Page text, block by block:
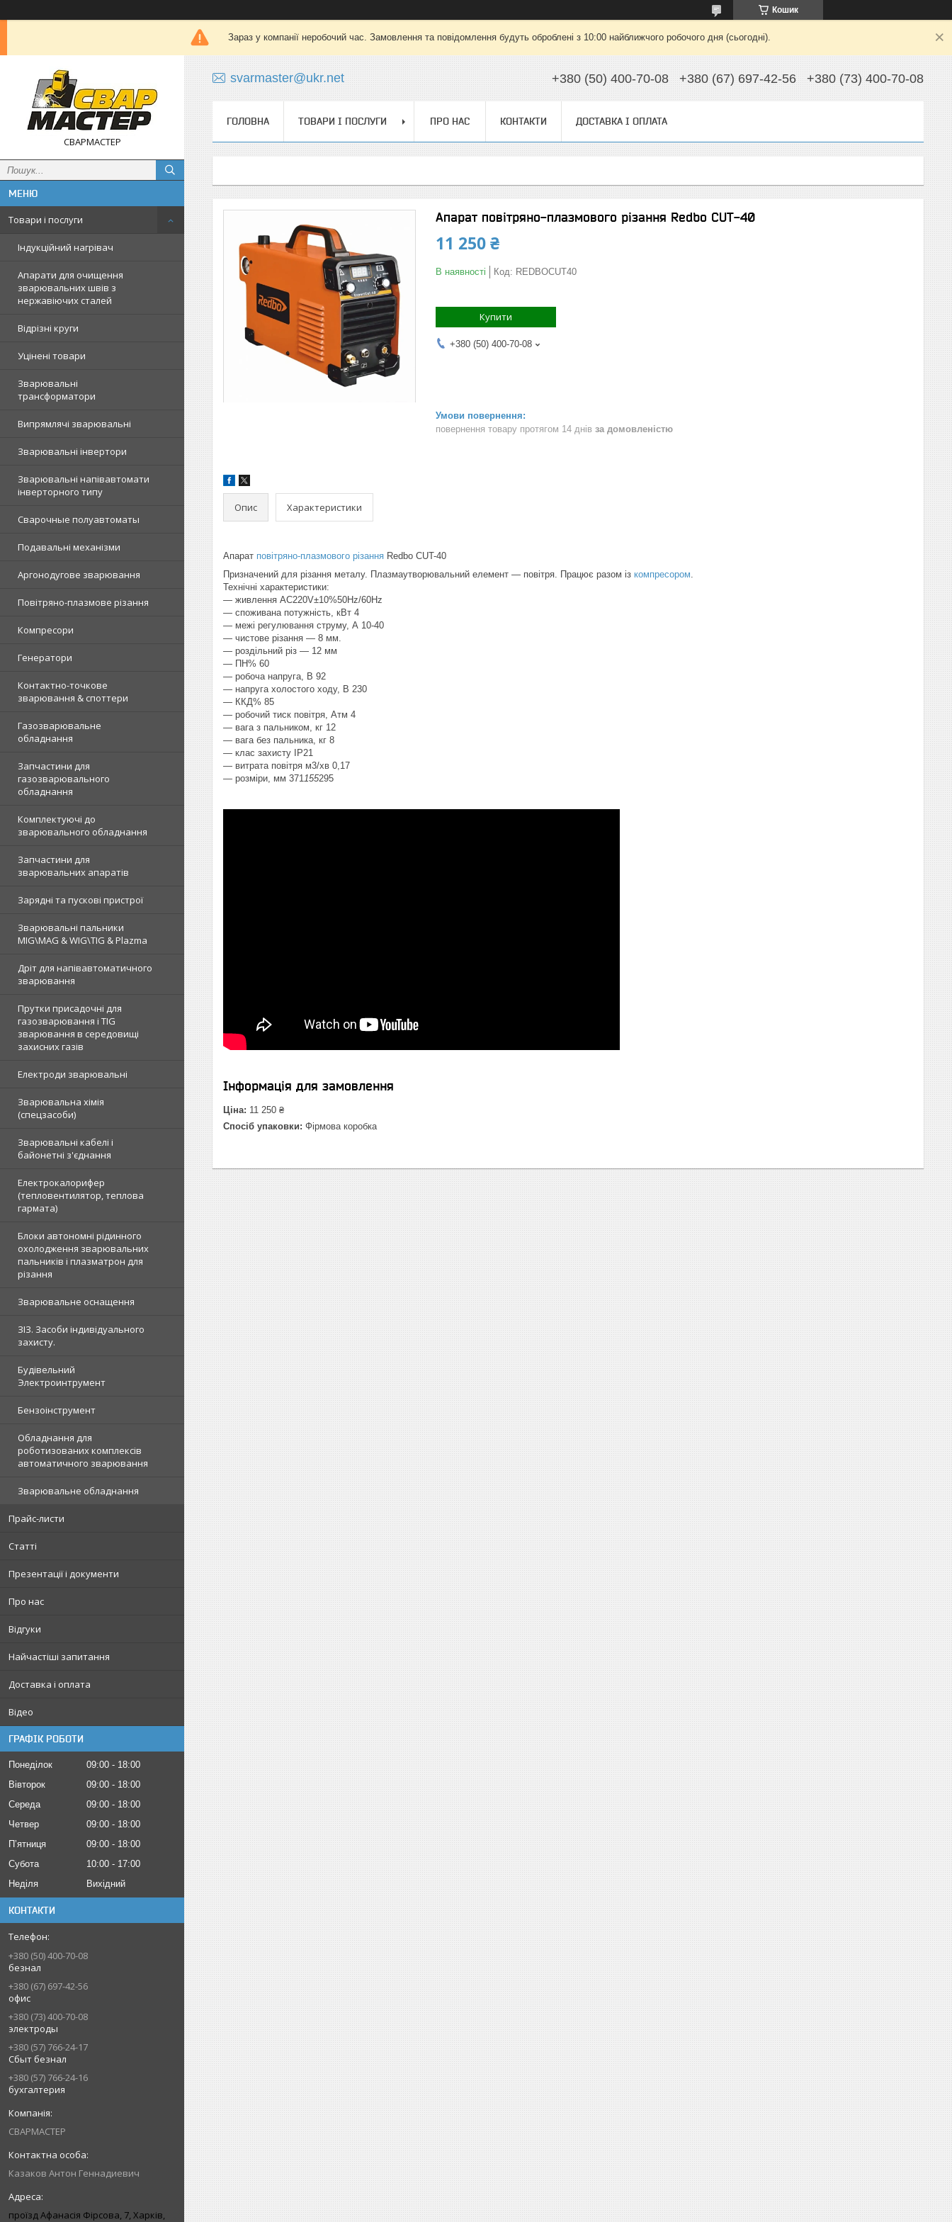
Кошик
Зараз у компанії неробочий час. Замовлення та повідомлення будуть оброблені з 10:00 найближчого робочого дня (сьогодні).
СВАРМАСТЕР
Товари і послуги
Індукційний нагрівач
Апарати для очищення
зварювальних швів з
нержавіючих сталей
Відрізні круги
Уцінені товари
Зварювальні
трансформатори
Випрямлячі зварювальні
Зварювальні інвертори
Зварювальні напівавтомати
інверторного типу
Сварочные полуавтоматы
Подавальні механізми
Аргонодугове зварювання
Повітряно-плазмове різання
Компресори
Генератори
Контактно-точкове
зварювання & споттери
Газозварювальне
обладнання
Запчастини для
газозварювального
обладнання
Комплектуючі до
зварювального обладнання
Запчастини для
зварювальних апаратів
Зарядні та пускові пристрої
Зварювальні пальники
MIG\MAG & WIG\TIG & Plazma
Дріт для напівавтоматичного
зварювання
Прутки присадочні для
газозварювання і TIG
зварювання в середовищі
захисних газів
Електроди зварювальні
Зварювальна хімія
(спецзасоби)
Зварювальні кабелі і
байонетні з'єднання
Електрокалорифер
(тепловентилятор, теплова
гармата)
Блоки автономні рідинного
охолодження зварювальних
пальників і плазматрон для
різання
Зварювальне оснащення
ЗІЗ. Засоби індивідуального
захисту.
Будівельний
Электроинтрумент
Бензоінструмент
Обладнання для
роботизованих комплексів
автоматичного зварювання
Зварювальне обладнання
Прайс-листи
Статті
Презентації і документи
Про нас
Відгуки
Найчастіші запитання
Доставка і оплата
Відео
ГРАФІК РОБОТИ
Понеділок 09:00
18:00
Вівторок
09:00
18:00
Середа
09:00
18:00
Четвер
09:00
18:00
Пʼятниця
09:00
18:00
Субота
10:00
17:00
Неділя
Вихідний
КОНТАКТИ
+380 (50) 400-70-08
безнал
+380 (67) 697-42-56
офис
+380 (73) 400-70-08
электроды
+380 (57) 766-24-17
Сбыт безнал
+380 (57) 766-24-16
бухгалтерия
СВАРМАСТЕР
Казаков Антон Геннадиевич
проїзд Афанасія Фірсова, 7, Харків,
svarmaster@ukr.net +380 (50) 400-70-08 +380 (67) 697-42-56 +380 (73) 400-70-08
ГОЛОВНА ТОВАРИ І ПОСЛУГИ ПРО НАС КОНТАКТИ ДОСТАВКА І ОПЛАТА
Апарат повітряно-плазмового різання Redbo CUT-40
11 250 ₴
В наявності Код: REDBOCUT40
Купити
+380 (50) 400-70-08
повернення товару протягом 14 днів за домовленістю
Опис Характеристики
Апарат повітряно-плазмового різання Redbo CUT-40
Призначений для різання металу. Плазмаутворювальний елемент — повітря. Працює разом із компресором.
Технічні характеристики:
— живлення AC220V±10%50Hz/60Hz
— споживана потужність, кВт 4
— межі регулювання струму, А 10-40
— чистове різання — 8 мм.
— роздільний різ — 12 мм
— ПН% 60
— робоча напруга, В 92
— напруга холостого ходу, В 230
— ККД% 85
— робочий тиск повітря, Атм 4
— вага з пальником, кг 12
— вага без пальника, кг 8
— клас захисту IP21
— витрата повітря м3/хв 0,17
— розміри, мм 371155295
Інформація для замовлення
Ціна: 11 250 ₴
Спосіб упаковки: Фірмова коробка